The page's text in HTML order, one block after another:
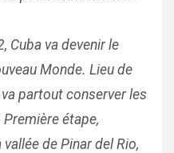
Cuba va devenir le
Monde. Lieu de
partout conserver les
étape,
de Pinar del Rio,